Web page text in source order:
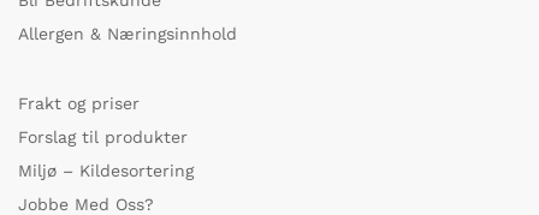
Allergen & Næringsinnhold
Frakt og priser
Forslag til produkter
Miljø – Kildesortering
Jobbe Med Oss?